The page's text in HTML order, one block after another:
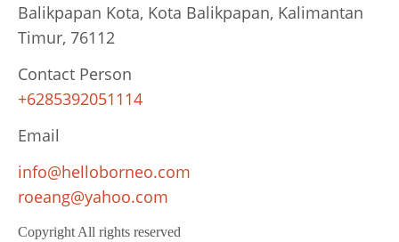
Balikpapan Kota, Kota Balikpapan, Kalimantan
Timur, 76112
Contact Person
+6285392051114
Email
info@helloborneo.com
roeang@yahoo.com
Copyright All rights reserved